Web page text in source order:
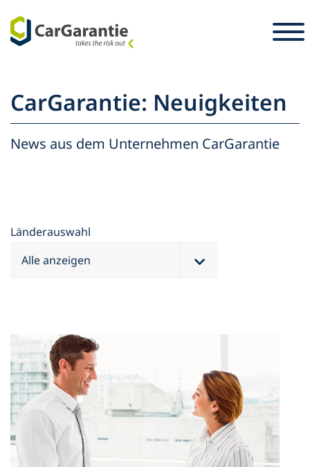
Partner
Fahrzeughalter
Partner
Presse
CarGarantie: Neuigkeiten
News aus dem Unternehmen CarGarantie
Länderauswahl